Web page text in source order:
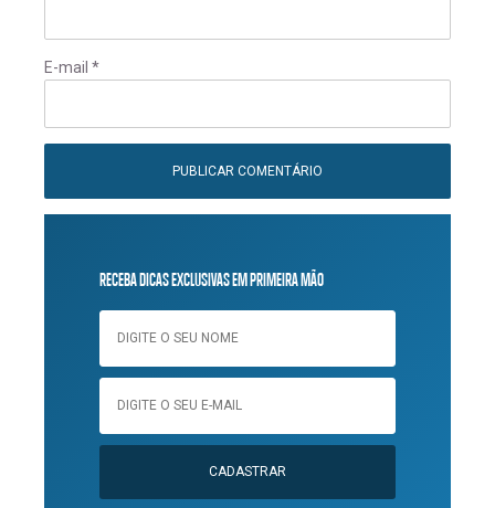
E-mail *
RECEBA DICAS EXCLUSIVAS EM PRIMEIRA MÃO
CADASTRAR